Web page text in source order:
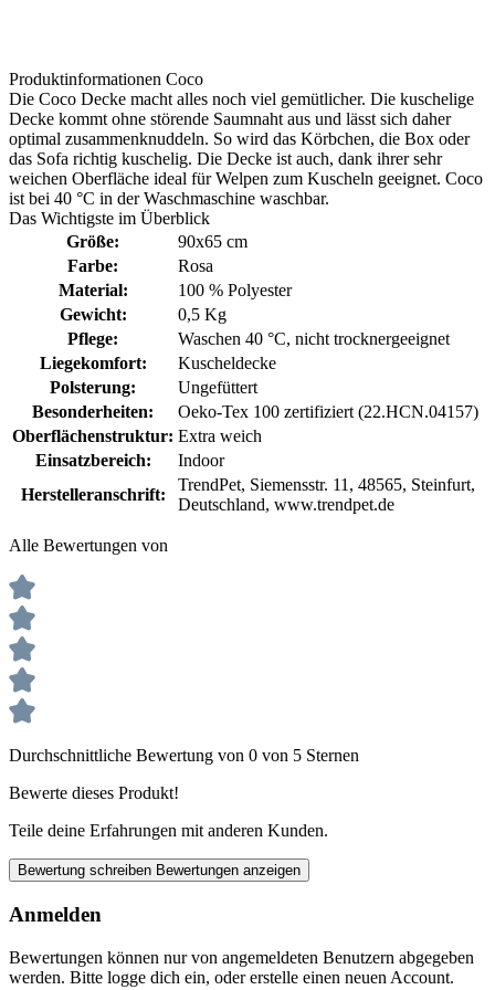
Produktinformationen Coco
Die Coco Decke macht alles noch viel gemütlicher. Die kuschelige
Decke kommt ohne störende Saumnaht aus und lässt sich daher
optimal zusammenknuddeln. So wird das Körbchen, die Box oder
das Sofa richtig kuschelig. Die Decke ist auch, dank ihrer sehr
weichen Oberfläche ideal für Welpen zum Kuscheln geeignet. Coco
ist bei 40 °C in der Waschmaschine waschbar.
Das Wichtigste im Überblick
Größe:
90x65 cm
Farbe:
Rosa
Material:
100 % Polyester
Gewicht:
0,5 Kg
Pflege:
Waschen 40 °C, nicht trocknergeeignet
Liegekomfort:
Kuscheldecke
Polsterung:
Ungefüttert
Besonderheiten:
Oeko-Tex 100 zertifiziert (22.HCN.04157)
Oberflächenstruktur: Extra weich
Einsatzbereich:
Indoor
Herstelleranschrift:
TrendPet, Siemensstr. 11, 48565, Steinfurt,
Deutschland, www.trendpet.de
Alle Bewertungen von
Durchschnittliche Bewertung von 0 von 5 Sternen
Bewerte dieses Produkt!
Teile deine Erfahrungen mit anderen Kunden.
Bewertung schreiben Bewertungen anzeigen
Anmelden
Bewertungen können nur von angemeldeten Benutzern abgegeben
werden. Bitte logge dich ein, oder erstelle einen neuen Account.